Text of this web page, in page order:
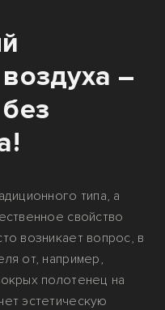
–
типа, а
свойство
возникает вопрос, в
от, например,
полотенец на
эстетическую